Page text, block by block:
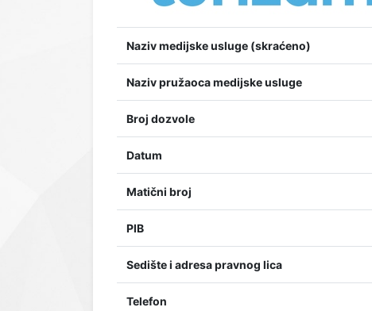
Naziv medijske usluge (skraćeno)
Naziv pružaoca medijske usluge
Broj dozvole
Datum
Matični broj
PIB
Sedište i adresa pravnog lica
Telefon